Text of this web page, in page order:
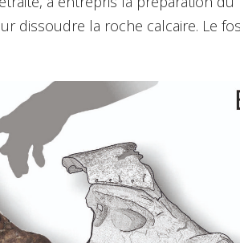
dissoudre la roche calcaire. Le